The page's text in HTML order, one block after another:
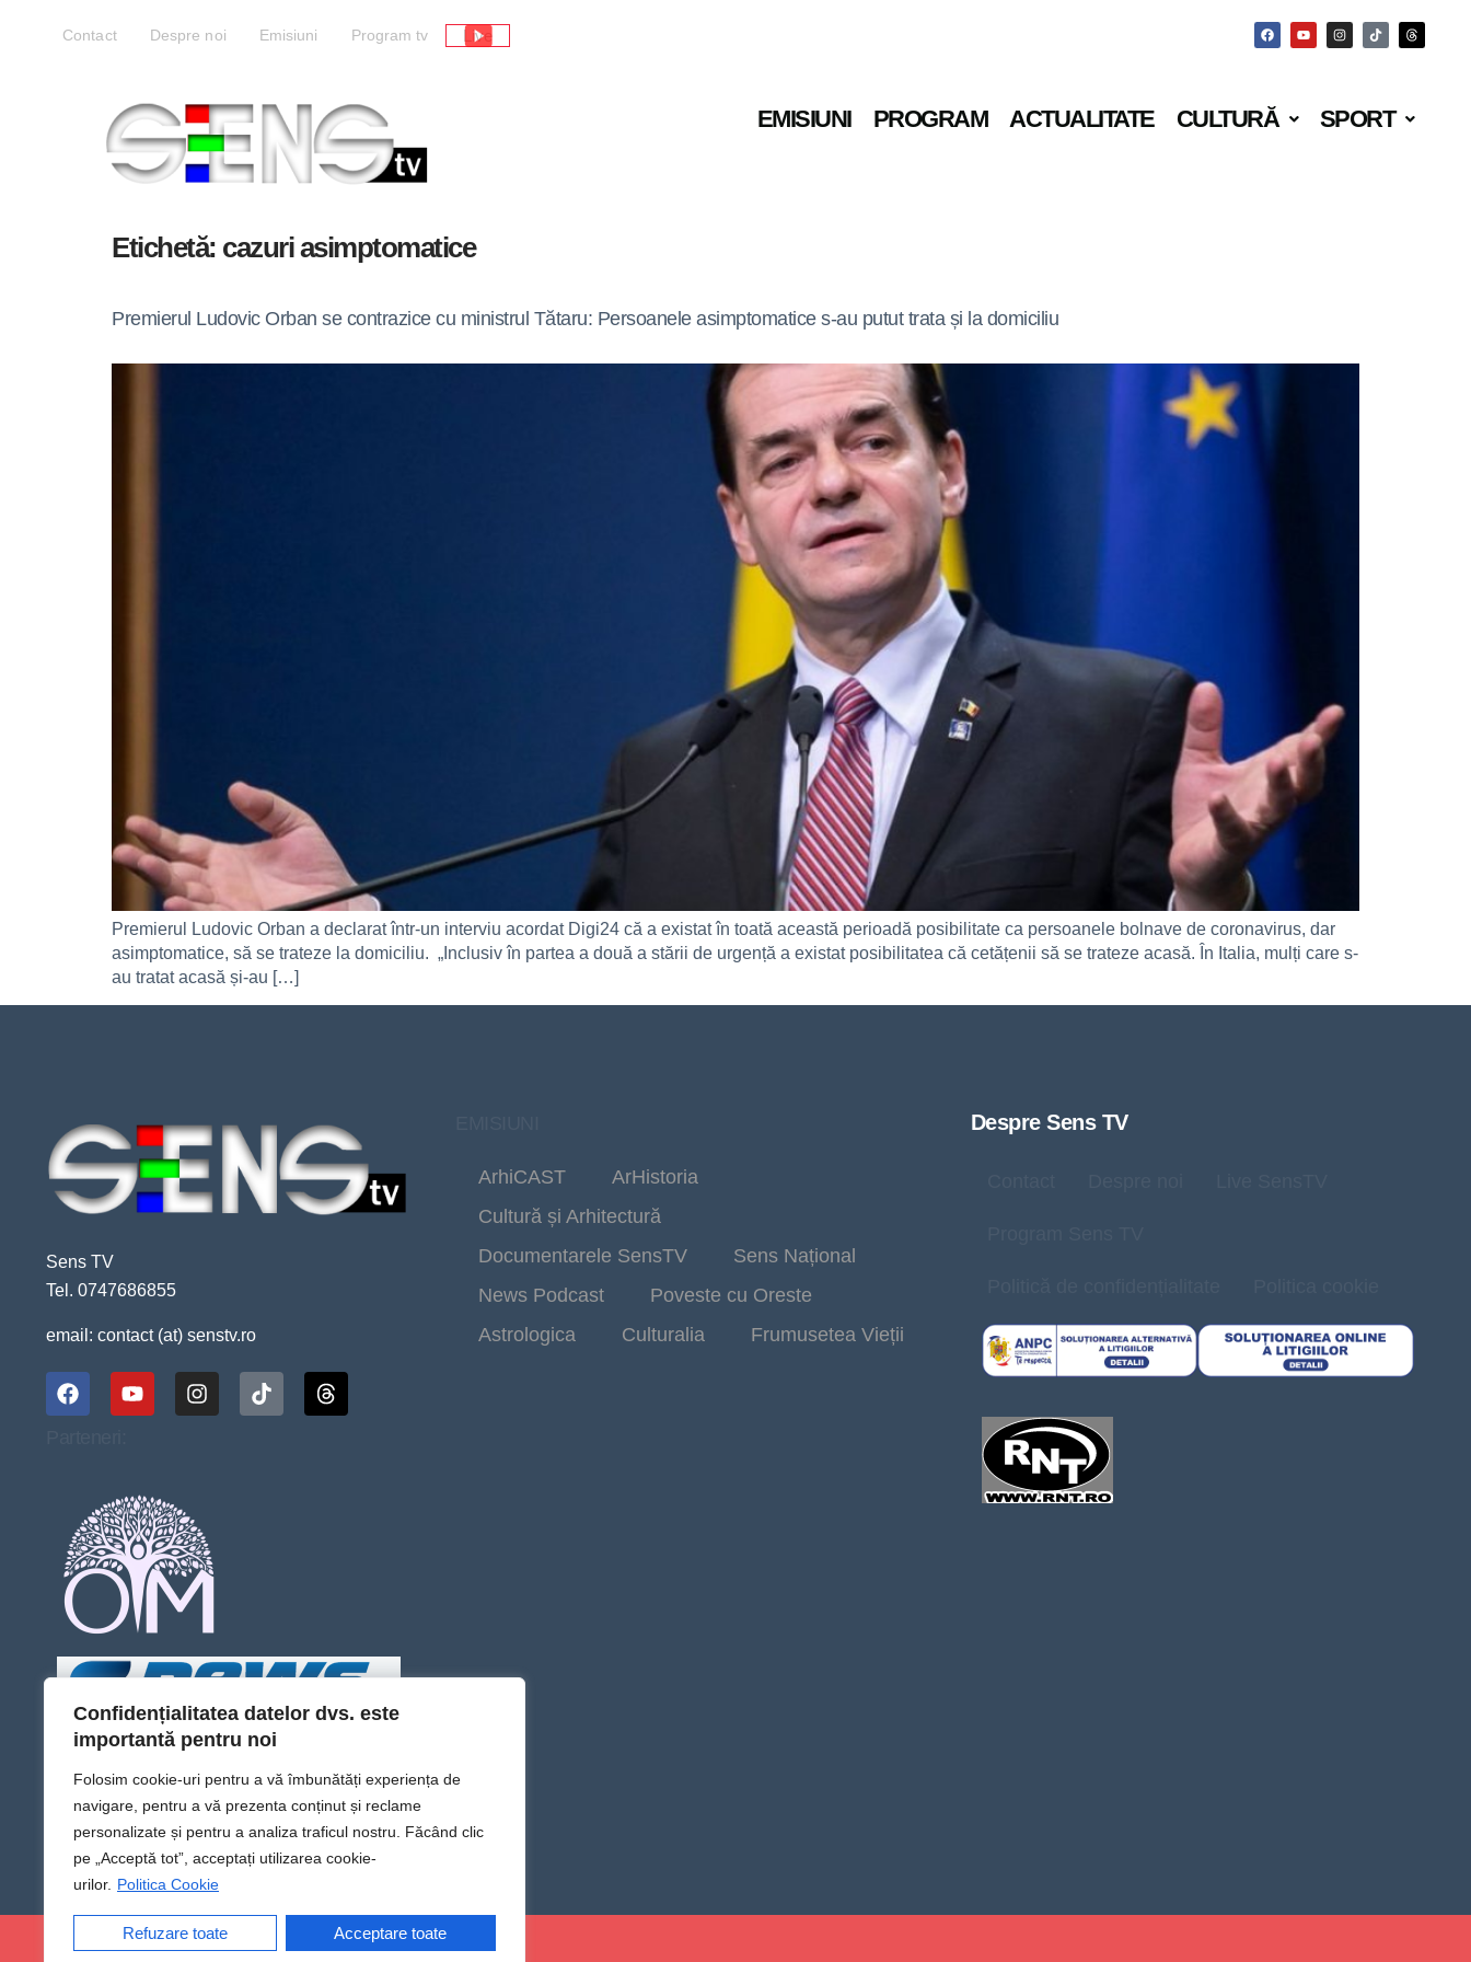
Confidențialitatea datelor dvs. este
importantă pentru noi
Folosim cookie-uri pentru a vă îmbunătăți experiența de
navigare, pentru a vă prezenta conținut și reclame
personalizate și pentru a analiza traficul nostru. Făcând clic
pe „Acceptă tot”, acceptați utilizarea cookie-
urilor. Politica Cookie
Refuzare toate Acceptare toate
Contact Despre noi Emisiuni Program tv Live
EMISIUNI PROGRAM ACTUALITATE CULTURĂ SPORT
Etichetă: cazuri asimptomatice
Premierul Ludovic Orban se contrazice cu ministrul Tătaru: Persoanele asimptomatice s-au putut trata și la domiciliu
Premierul Ludovic Orban a declarat într-un interviu acordat Digi24 că a existat în toată această perioadă posibilitate ca persoanele bolnave de coronavirus, dar
asimptomatice, să se trateze la domiciliu. „Inclusiv în partea a două a stării de urgență a existat posibilitatea că cetățenii să se trateze acasă. În Italia, mulți care s-
au tratat acasă și-au […]
Sens TV
Tel. 0747686855
email: contact (at) senstv.ro
ArhiCAST
ArHistoria
Cultură și Arhitectură
Documentarele SensTV
Sens Național
News Podcast
Poveste cu Oreste
Astrologica
Culturalia Frumusetea Vieții
Despre Sens TV
@Sens TV | Dă sens omului din tine!